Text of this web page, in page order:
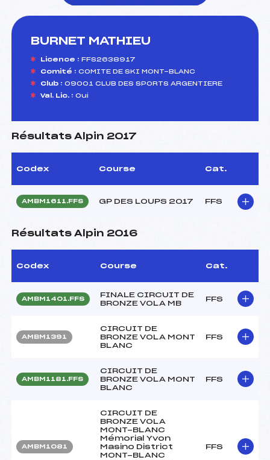
BURNET MATHIEU
Licence : FFS2638917
Comité : COMITE DE SKI MONT-BLANC
Club : 09001 CLUB DES SPORTS ARGENTIERE
Val. Lic. : Oui
Résultats Alpin 2017
Codex Course Cat.
AMBM1611.FFS GP DES LOUPS 2017 FFS
Résultats Alpin 2016
Codex Course Cat.
AMBM1401.FFS
FINALE CIRCUIT DE
BRONZE VOLA MB
FFS
AMBM1391
CIRCUIT DE
BRONZE VOLA MONT
BLANC
FFS
AMBM1181.FFS
CIRCUIT DE
BRONZE VOLA MONT
BLANC
FFS
AMBM1081
CIRCUIT DE
BRONZE VOLA
MONT-BLANC
Mémorial Yvon
Masino District
MONT-BLANC
FFS